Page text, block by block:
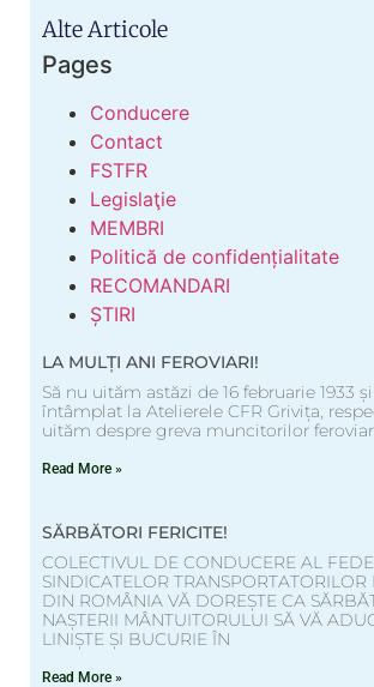
Alte Articole
Pages
Conducere
Contact
FSTFR
Legislaţie
MEMBRI
Politică de confidențialitate
RECOMANDARI
ȘTIRI
LA MULȚI ANI FEROVIARI!
Să nu uităm astăzi de 16 februarie 1933
întâmplat la Atelierele CFR Grivița,
uităm despre greva muncitorilor
Read More »
SĂRBĂTORI FERICITE!
COLECTIVUL DE CONDUCERE AL
SINDICATELOR TRANSPORTATORILOR
DIN ROMÂNIA VĂ DOREȘTE CA
NAȘTERII MÂNTUITORULUI SĂ VĂ
LINIȘTE ȘI BUCURIE ÎN
Read More »